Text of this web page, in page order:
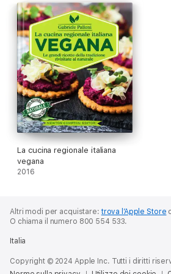
rivisitate in chiave vegetale. Non resta
mettersi ai fornelli!
Gabriele Palloni
chef fiorentino, classe 1968, a vent’anni
vegetariano e poi vegano. Ha lavorato in
negli ultimi anni si è trasformato in chef a
responsabile del progetto di
e collabora con la redazione del
Restiamo Animali. La Newton Compton
regionale italiana vegana e Se vuoi
La cucina regionale italiana
vegana
2016
Altri modi per acquistare:trova l’Apple Store
O chiama il numero 800 554 533.
Italia
Copyright © 2024 Apple Inc. Tutti i diritti